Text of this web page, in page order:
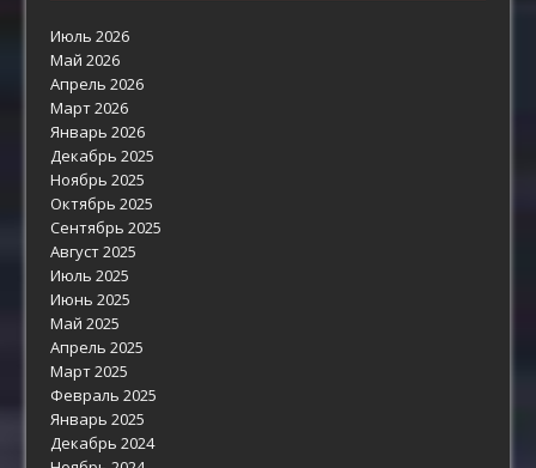
Июль 2026
Май 2026
Апрель 2026
Март 2026
Январь 2026
Декабрь 2025
Ноябрь 2025
Октябрь 2025
Сентябрь 2025
Август 2025
Июль 2025
Июнь 2025
Май 2025
Апрель 2025
Март 2025
Февраль 2025
Январь 2025
Декабрь 2024